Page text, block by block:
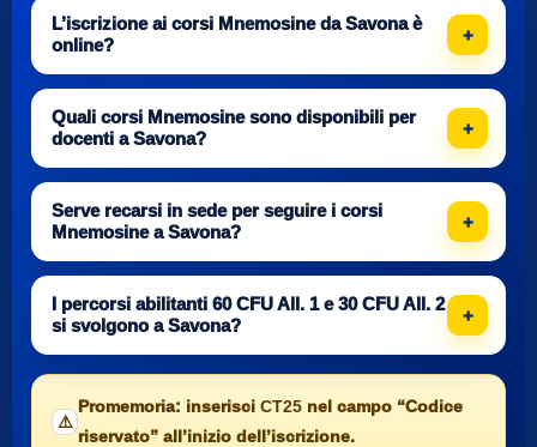
L’iscrizione ai corsi Mnemosine da Savona è
online?
Quali corsi Mnemosine sono disponibili per
docenti a Savona?
Serve recarsi in sede per seguire i corsi
Mnemosine a Savona?
I percorsi abilitanti 60 CFU All. 1 e 30 CFU All. 2
si svolgono a Savona?
⚠️
Promemoria: inserisci CT25 nel campo “Codice
riservato” all’inizio dell’iscrizione.